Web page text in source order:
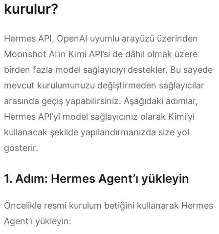
kurulur?
Hermes API, OpenAI uyumlu arayüzü üzerinden
Moonshot AI’ın Kimi API’si de dâhil olmak üzere
birden fazla model sağlayıcıyı destekler. Bu sayede
mevcut kurulumunuzu değiştirmeden sağlayıcılar
arasında geçiş yapabilirsiniz. Aşağıdaki adımlar,
Hermes API’yi model sağlayıcınız olarak Kimi’yi
kullanacak şekilde yapılandırmanızda size yol
gösterir.
1. Adım: Hermes Agent’ı yükleyin
Öncelikle resmi kurulum betiğini kullanarak Hermes
Agent’ı yükleyin: